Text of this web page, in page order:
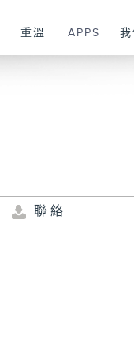
重溫 APPS 我
聯絡